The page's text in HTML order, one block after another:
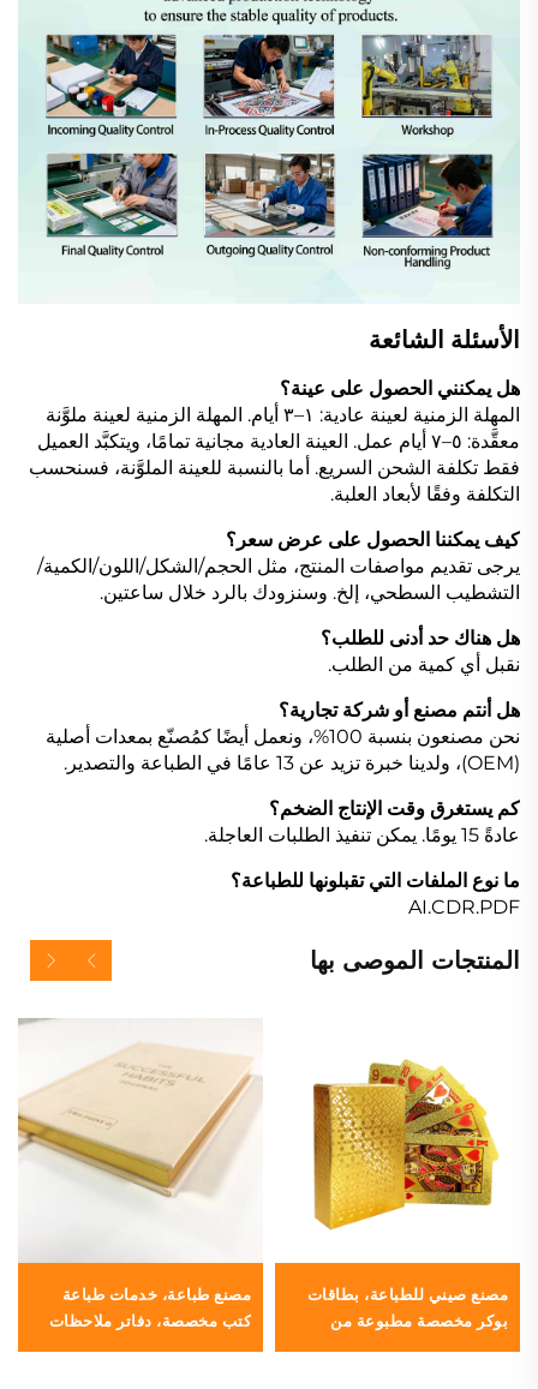
الأسئلة الشائعة
هل يمكنني الحصول على عينة؟
المهلة الزمنية لعينة عادية: ١–٣ أيام. المهلة الزمنية لعينة ملوَّنة
معقَّدة: ٥–٧ أيام عمل. العينة العادية مجانية تمامًا، ويتكبَّد العميل
فقط تكلفة الشحن السريع. أما بالنسبة للعينة الملوَّنة، فسنحسب
التكلفة وفقًا لأبعاد العلبة.
كيف يمكننا الحصول على عرض سعر؟
يرجى تقديم مواصفات المنتج، مثل الحجم/الشكل/اللون/الكمية/
التشطيب السطحي، إلخ. وسنزودك بالرد خلال ساعتين.
هل هناك حد أدنى للطلب؟
نقبل أي كمية من الطلب.
هل أنتم مصنع أو شركة تجارية؟
نحن مصنعون بنسبة 100%، ونعمل أيضًا كمُصنّع بمعدات أصلية
(OEM)، ولدينا خبرة تزيد عن 13 عامًا في الطباعة والتصدير.
كم يستغرق وقت الإنتاج الضخم؟
عادةً 15 يومًا. يمكن تنفيذ الطلبات العاجلة.
ما نوع الملفات التي تقبلونها للطباعة؟
AI.CDR.PDF
المنتجات الموصى بها
مصنع صيني للطباعة، بطاقات
بوكر مخصصة مطبوعة من
مصنع طباعة، خدمات طباعة
كتب مخصصة، دفاتر ملاحظات